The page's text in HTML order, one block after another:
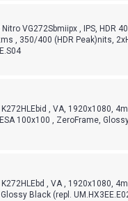
Nitro VG272Sbmiipx , IPS, HDR
, 350/400 (HDR Peak)nits,
K272HLEbid , VA, 1920x1080,
100x100 , ZeroFrame,
K272HLEbd , VA , 1920x1080,
Black (repl.